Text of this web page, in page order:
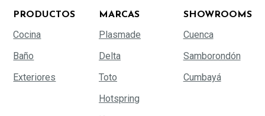
PRODUCTOS
Cocina
Baño
Exteriores
MARCAS
Plasmade
Delta
Toto
Hotspring
SHOWROOMS
Cuenca
Samborondón
Cumbayá